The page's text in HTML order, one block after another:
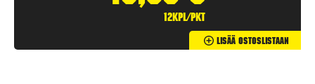
12kpl/pkt
Lisää Ostoslistaan